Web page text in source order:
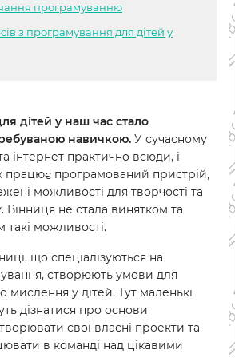
програмуванню
з програмування для дітей у
дітей у наш час стало
навичкою. У сучасному
інтернет практично всюди, і
працює програмований пристрій,
можливості для творчості та
Вінниця не стала винятком та
можливості.
що спеціалізуються на
створюють умови для
мислення у дітей. Тут маленькі
дізнатися про основи
свої власні проекти та
в команді над цікавими